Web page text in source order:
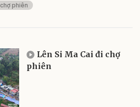
chợ phiên
Lên Si Ma Cai đi chợ
phiên